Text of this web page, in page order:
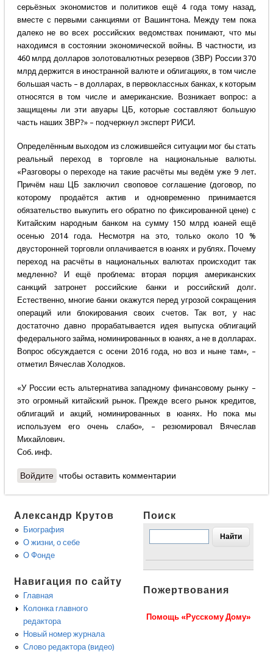
серьёзных экономистов и политиков ещё 4 года тому назад,
вместе с первыми санкциями от Вашингтона. Между тем пока
далеко не во всех российских ведомствах понимают, что мы
находимся в состоянии экономической войны. В частности, из
460 млрд долларов золотовалютных резервов (ЗВР) России 370
млрд держится в иностранной валюте и облигациях, в том числе
большая часть – в долларах, в первоклассных банках, к которым
относятся в том числе и американские. Возникает вопрос: а
защищены ли эти авуары ЦБ, которые составляют большую
часть наших ЗВР?» – подчеркнул эксперт РИСИ.
Определённым выходом из сложившейся ситуации мог бы стать
реальный переход в торговле на национальные валюты.
«Разговоры о переходе на такие расчёты мы ведём уже 9 лет.
Причём наш ЦБ заключил своповое соглашение (договор, по
которому продаётся актив и одновременно принимается
обязательство выкупить его обратно по фиксированной цене) с
Китайским народным банком на сумму 150 млрд юаней ещё
осенью 2014 года. Несмотря на это, только около 10 %
двусторонней торговли оплачивается в юанях и рублях. Почему
переход на расчёты в национальных валютах происходит так
медленно? И ещё проблема: вторая порция американских
санкций затронет российские банки и российский долг.
Естественно, многие банки окажутся перед угрозой сокращения
операций или блокирования своих счетов. Так вот, у нас
достаточно давно прорабатывается идея выпуска облигаций
федерального займа, номинированных в юанях, а не в долларах.
Вопрос обсуждается с осени 2016 года, но воз и ныне там», –
отметил Вячеслав Холодков.
«У России есть альтернатива западному финансовому рынку –
это огромный китайский рынок. Прежде всего рынок кредитов,
облигаций и акций, номинированных в юанях. Но пока мы
используем его очень слабо», – резюмировал Вячеслав
Михайлович.
Соб. инф.
Войдите чтобы оставить комментарии
Александр Крутов
Биография
О жизни, о себе
О Фонде
Навигация по сайту
Главная
Колонка главного
редактора
Новый номер журнала
Слово редактора (видео)
Поиск
Пожертвования
Помощь «Русскому Дому»